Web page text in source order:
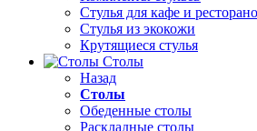
Стулья для кафе и
Стулья из экокожи
Крутящиеся стулья
Столы
Назад
Столы
Обеденные столы
Раскладные столы